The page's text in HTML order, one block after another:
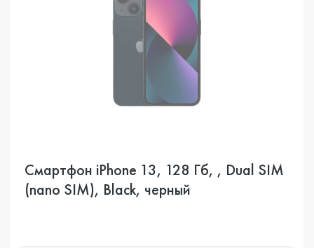
Смартфон iPhone 13, 128 Гб, , Dual SIM
(nano SIM), Black, черный